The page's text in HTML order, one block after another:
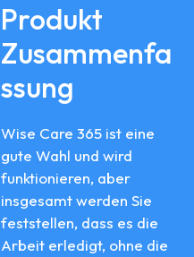
Produkt
Zusammenfa
ssung
Wise Care 365 ist eine
gute Wahl und wird
funktionieren, aber
insgesamt werden Sie
feststellen, dass es die
Arbeit erledigt, ohne die